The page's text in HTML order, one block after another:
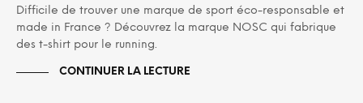
Difficile de trouver une marque de sport éco-responsable et
made in France ? Découvrez la marque NOSC qui fabrique
des t-shirt pour le running.
CONTINUER LA LECTURE